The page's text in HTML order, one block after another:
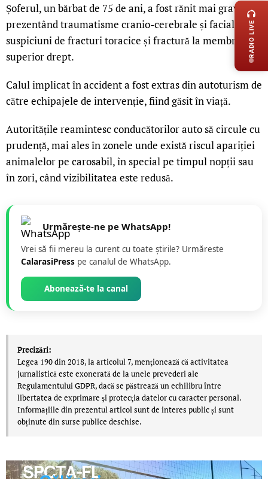
Șoferul, un bărbat de 75 de ani, a fost rănit mai grav,
prezentând traumatisme cranio-cerebrale și faciale,
suspiciuni de fracturi toracice și fractură la membrul
superior drept.
Calul implicat în accident a fost extras din autoturism de
către echipajele de intervenție, fiind găsit în viață.
Autoritățile reamintesc conducătorilor auto să circule cu
prudență, mai ales în zonele unde există riscul apariției
animalelor pe carosabil, în special pe timpul nopții sau
în zori, când vizibilitatea este redusă.
Urmărește-ne pe WhatsApp!
Vrei să fii mereu la curent cu toate știrile? Urmăreste
CalarasiPress pe canalul de WhatsApp.
Abonează-te la canal
Precizări:
Legea 190 din 2018, la articolul 7, menţionează că activitatea
jurnalistică este exonerată de la unele prevederi ale
Regulamentului GDPR, dacă se păstrează un echilibru între
libertatea de exprimare şi protecţia datelor cu caracter personal.
Informațiile din prezentul articol sunt de interes public și sunt
obținute din surse publice deschise.
RADIO LIVE